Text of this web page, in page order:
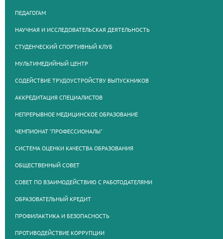
ПЕДАГОГАМ
НАУЧНАЯ И ИССЛЕДОВАТЕЛЬСКАЯ ДЕЯТЕЛЬНОСТЬ
СТУДЕНЧЕСКИЙ СПОРТИВНЫЙ КЛУБ
МУЛЬТИМЕДИЙНЫЙ ЦЕНТР
СОДЕЙСТВИЕ ТРУДОУСТРОЙСТВУ ВЫПУСКНИКОВ
АККРЕДИТАЦИЯ СПЕЦИАЛИСТОВ
НЕПРЕРЫВНОЕ МЕДИЦИНСКОЕ ОБРАЗОВАНИЕ
ЧЕМПИОНАТ "ПРОФЕССИОНАЛЫ"
СИСТЕМА ОЦЕНКИ КАЧЕСТВА ОБРАЗОВАНИЯ
ОБЩЕСТВЕННЫЙ СОВЕТ
СОВЕТ ПО ВЗАИМОДЕЙСТВИЮ С РАБОТОДАТЕЛЯМИ
ОБРАЗОВАТЕЛЬНЫЙ КРЕДИТ
ПРОФИЛАКТИКА И БЕЗОПАСНОСТЬ
ПРОТИВОДЕЙСТВИЕ КОРРУПЦИИ